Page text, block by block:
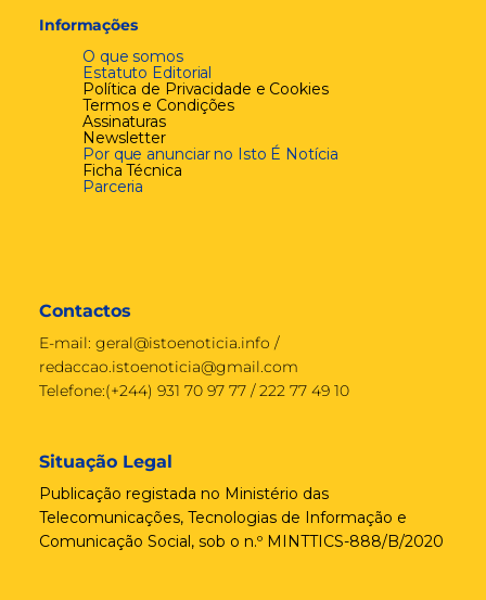
Informações
O que somos
Estatuto Editorial
Política de Privacidade e Cookies
Termos e Condições
Assinaturas
Newsletter
Por que anunciar no Isto É Notícia
Ficha Técnica
Parceria
Contactos
E-mail: geral@istoenoticia.info /
redaccao.istoenoticia@gmail.com
Telefone:(+244) 931 70 97 77 / 222 77 49 10
Situação Legal
Publicação registada no Ministério das
Telecomunicações, Tecnologias de Informação e
Comunicação Social, sob o n.º MINTTICS-888/B/2020